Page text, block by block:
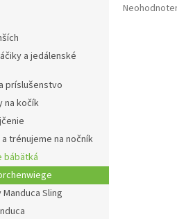
a jedálenské
príslušenstvo
na kočík
trénujeme na nočník
bábätká
Sling
Priemerné